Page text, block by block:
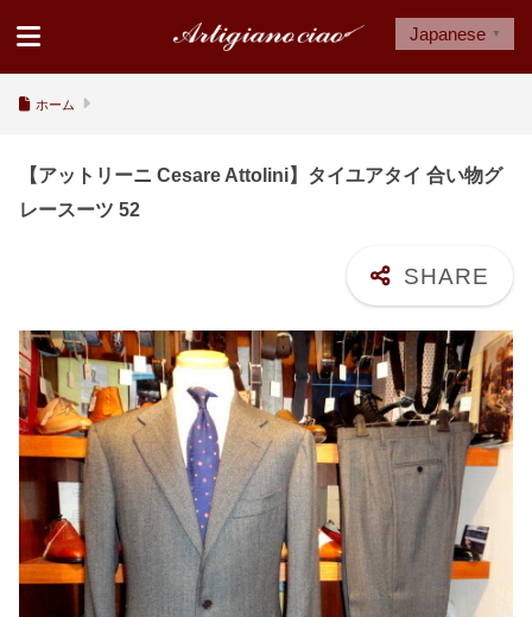
ホーム
【アットリーニ Cesare Attolini】タイユアタイ 合い物グ
レースーツ 52
Japanese ▼